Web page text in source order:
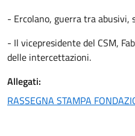
- Ercolano, guerra tra
- Il vicepresidente del CSM,
delle intercettazioni.
Allegati:
RASSEGNA STAMPA